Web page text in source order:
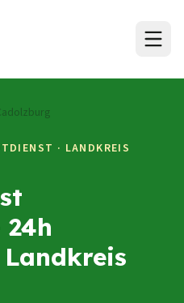
· LANDKREIS